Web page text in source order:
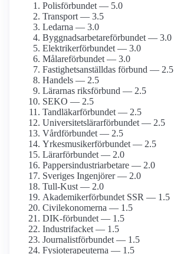
Polisförbundet — 5.0
Transport — 3.5
Ledarna — 3.0
Byggnadsarbetare­förbundet — 3.0
Elektriker­förbundet — 3.0
Målare­förbundet — 3.0
Fastighets­anställdas förbund — 2.5
Handels — 2.5
Lärarnas riksförbund — 2.5
SEKO — 2.5
Tandläkar­förbundet — 2.5
Universitetslärar­förbundet — 2.5
Vårdförbundet — 2.5
Yrkesmusiker­förbundet — 2.5
Lärarförbundet — 2.0
Pappersindustri­arbetare — 2.0
Sveriges Ingenjörer — 2.0
Tull-Kust — 2.0
Akademiker­förbundet SSR — 1.5
Civil­ekonomerna — 1.5
DIK-förbundet — 1.5
Industrifacket — 1.5
Journalist­förbundet — 1.5
Fysioterapeuterna — 1.5